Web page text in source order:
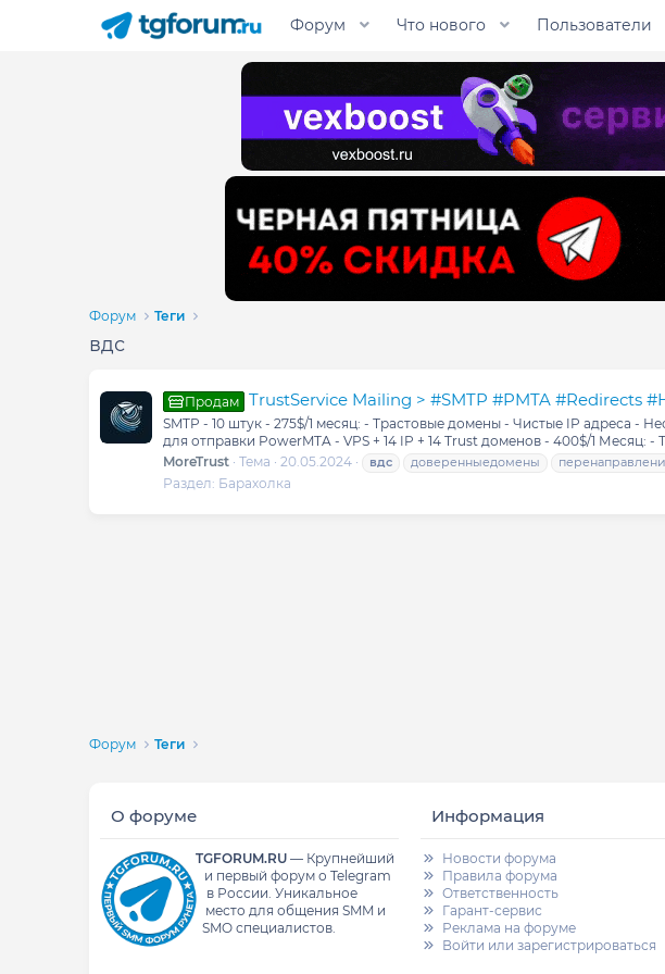
Форум Что нового Пользователи
Форум Теги
вдс
Продам TrustService Mailing > #SMTP #PMTA #Redirects
SMTP - 10 штук - 275$/1 месяц: - Трастовые домены - Чистые IP адреса -
для отправки PowerMTA - VPS + 14 IP + 14 Trust доменов - 400$/1 Месяц:
MoreTrust Тема 20.05.2024 вдс доверенныедомены
Раздел: Барахолка
Форум Теги
О форуме
TGFORUM.RU— Крупнейший
и первый форум о Telegram
в России. Уникальное
место для общения SMM и
SMO специалистов.
Информация
Новости форума
Правила форума
Ответственность
Гарант-сервис
Реклама на форуме
Войти или зарегистрироваться